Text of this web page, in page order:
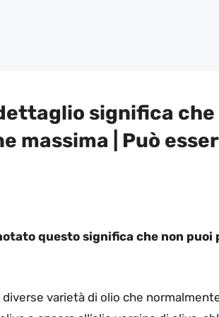
significa che
massima | Può
questo significa che non puoi
varietà di olio che